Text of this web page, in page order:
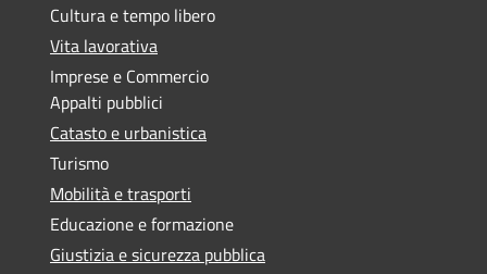
Cultura e tempo libero
Vita lavorativa
Imprese e Commercio
Appalti pubblici
Catasto e urbanistica
Turismo
Mobilità e trasporti
Educazione e formazione
Giustizia e sicurezza pubblica